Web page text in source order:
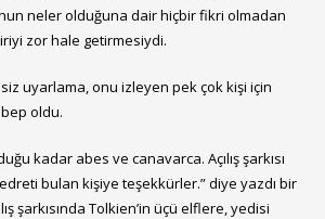
neler olduğuna dair hiçbir fikri olmadan
zor hale getirmesiydi.
uyarlama, onu izleyen pek çok kişi için
oldu.
kadar abes ve canavarca. Açılış şarkısı
bulan kişiye teşekkürler.” diye yazdı bir
şarkısında Tolkien’in üçü elflere, yedisi